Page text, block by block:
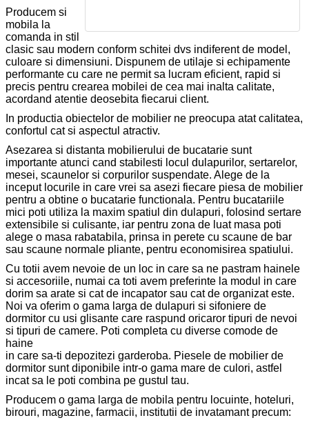
Producem si
mobila la
comanda in stil
clasic sau modern conform schitei dvs indiferent de model,
culoare si dimensiuni. Dispunem de utilaje si echipamente
performante cu care ne permit sa lucram eficient, rapid si
precis pentru crearea mobilei de cea mai inalta calitate,
acordand atentie deosebita fiecarui client.
In productia obiectelor de mobilier ne preocupa atat calitatea,
confortul cat si aspectul atractiv.
Asezarea si distanta mobilierului de bucatarie sunt
importante atunci cand stabilesti locul dulapurilor, sertarelor,
mesei, scaunelor si corpurilor suspendate. Alege de la
inceput locurile in care vrei sa asezi fiecare piesa de mobilier
pentru a obtine o bucatarie functionala. Pentru bucatariile
mici poti utiliza la maxim spatiul din dulapuri, folosind sertare
extensibile si culisante, iar pentru zona de luat masa poti
alege o masa rabatabila, prinsa in perete cu scaune de bar
sau scaune normale pliante, pentru economisirea spatiului.
Cu totii avem nevoie de un loc in care sa ne pastram hainele
si accesoriile, numai ca toti avem preferinte la modul in care
dorim sa arate si cat de incapator sau cat de organizat este.
Noi va oferim o gama larga de dulapuri si sifoniere de
dormitor cu usi glisante care raspund oricaror tipuri de nevoi
si tipuri de camere. Poti completa cu diverse comode de
haine
in care sa-ti depozitezi garderoba. Piesele de mobilier de
dormitor sunt diponibile intr-o gama mare de culori, astfel
incat sa le poti combina pe gustul tau.
Producem o gama larga de mobila pentru locuinte, hoteluri,
birouri, magazine, farmacii, institutii de invatamant precum: